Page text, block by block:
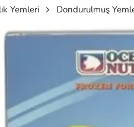
Yemleri Dondurulmuş